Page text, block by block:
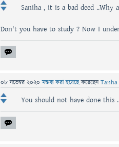
Saniha , it is a bad deed
Don't you have to study ? Now I
08 নভেম্বর 2020 মন্তব্য করা হয়েছেকরেছেনTanha
You should not have done this .